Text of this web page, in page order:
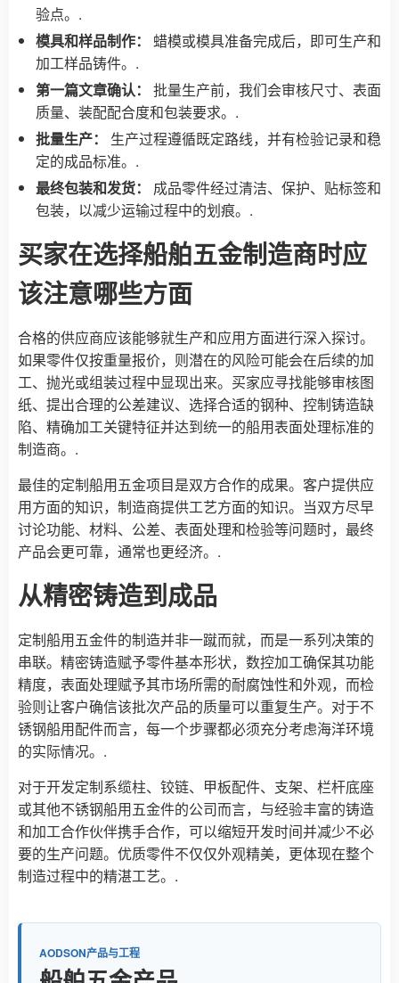
验点。.
模具和样品制作：
蜡模或模具准备完成后，即可生产和
加工样品铸件。.
第一篇文章确认：
批量生产前，我们会审核尺寸、表面
质量、装配配合度和包装要求。.
批量生产：
生产过程遵循既定路线，并有检验记录和稳
定的成品标准。.
最终包装和发货：
成品零件经过清洁、保护、贴标签和
包装，以减少运输过程中的划痕。.
买家在选择船舶五金制造商时应
该注意哪些方面
合格的供应商应该能够就生产和应用方面进行深入探讨。
如果零件仅按重量报价，则潜在的风险可能会在后续的加
工、抛光或组装过程中显现出来。买家应寻找能够审核图
纸、提出合理的公差建议、选择合适的钢种、控制铸造缺
陷、精确加工关键特征并达到统一的船用表面处理标准的
制造商。.
最佳的定制船用五金项目是双方合作的成果。客户提供应
用方面的知识，制造商提供工艺方面的知识。当双方尽早
讨论功能、材料、公差、表面处理和检验等问题时，最终
产品会更可靠，通常也更经济。.
从精密铸造到成品
定制船用五金件的制造并非一蹴而就，而是一系列决策的
串联。精密铸造赋予零件基本形状，数控加工确保其功能
精度，表面处理赋予其市场所需的耐腐蚀性和外观，而检
验则让客户确信该批次产品的质量可以重复生产。对于不
锈钢船用配件而言，每一个步骤都必须充分考虑海洋环境
的实际情况。.
对于开发定制系缆柱、铰链、甲板配件、支架、栏杆底座
或其他不锈钢船用五金件的公司而言，与经验丰富的铸造
和加工合作伙伴携手合作，可以缩短开发时间并减少不必
要的生产问题。优质零件不仅仅外观精美，更体现在整个
制造过程中的精湛工艺。.
AODSON产品与工程